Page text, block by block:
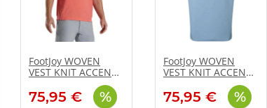
FootJoy WOVEN
VEST KNIT ACCENTS
75,95 €
FootJoy WOVEN
VEST KNIT ACCENTS
75,95 €